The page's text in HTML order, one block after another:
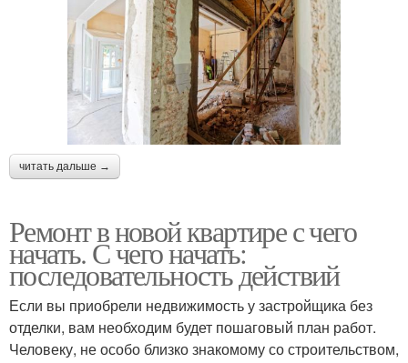
читать дальше →
Ремонт в новой квартире с чего
начать. С чего начать:
последовательность действий
Если вы приобрели недвижимость у застройщика без
отделки, вам необходим будет пошаговый план работ.
Человеку, не особо близко знакомому со строительством,